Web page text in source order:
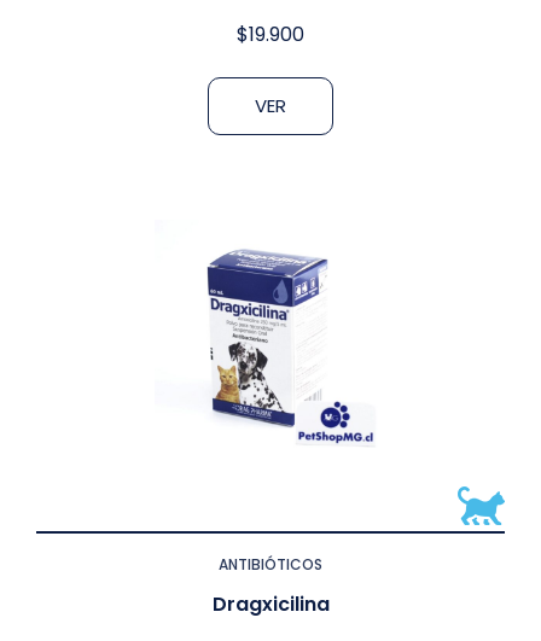
$19.900
VER
ANTIBIÓTICOS
Dragxicilina